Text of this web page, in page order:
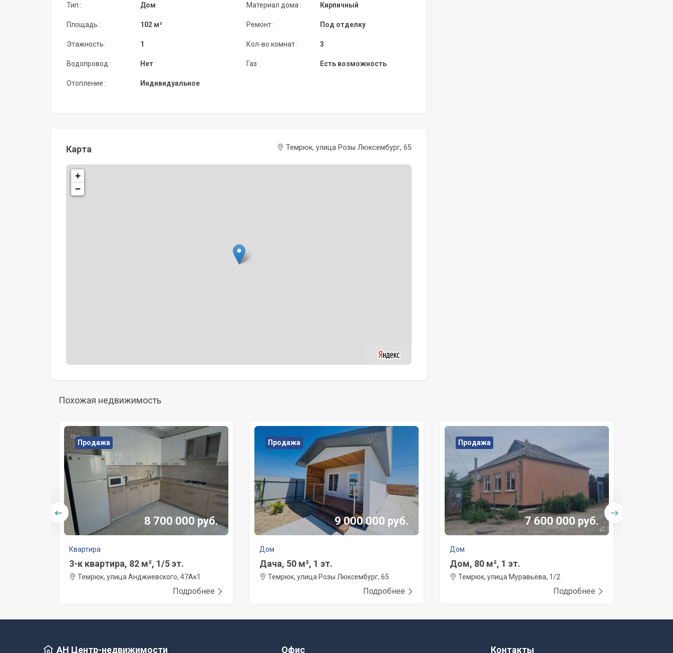
Тип :
Площадь :
Этажность :
Водопровод :
Отопление :
Дом
102 м²
1
Нет
Индивидуальное
Материал дома :
Ремонт :
Кол-во комнат :
Газ :
Кирпичный
Под отделку
3
Есть возможность
Карта Темрюк, улица Розы Люксембург, 65
+
−
Похожая недвижимость
Продажа
8 700 000 руб.
Квартира
3-к квартира, 82 м², 1/5 эт.
Темрюк, улица Анджиевского, 47Ак1
Подробнее
Продажа
9 000 000 руб.
Дом
Дача, 50 м², 1 эт.
Темрюк, улица Розы Люксембург, 65
Подробнее
Продажа
7 600 000 руб.
Дом
Дом, 80 м², 1 эт.
Темрюк, улица Муравьёва, 1/2
Подробнее
АН Центр-недвижимости Офис Контакты